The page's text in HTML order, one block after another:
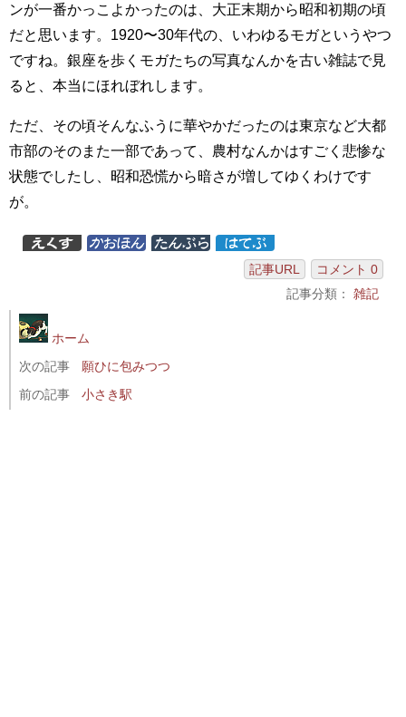
ンが一番かっこよかったのは、大正末期から昭和初期の頃
だと思います。1920〜30年代の、いわゆるモガというやつ
ですね。銀座を歩くモガたちの写真なんかを古い雑誌で見
ると、本当にほれぼれします。
ただ、その頃そんなふうに華やかだったのは東京など大都
市部のそのまた一部であって、農村なんかはすごく悲惨な
状態でしたし、昭和恐慌から暗さが増してゆくわけです
が。
記事URL
コメント 0
記事分類： 雑記
ホーム
次の記事
願ひに包みつつ
前の記事
小さき駅